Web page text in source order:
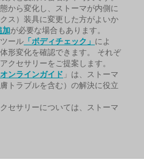
から変化し、ストーマが内側に
ス）装具に変更した方がよいか
加が必要な場合もあります。
ール 「ボディチェック」 によ
形変化を確認できます。 それぞ
クセサリーをご提案します。
ンラインガイド 」は、ストーマ
トラブルを含む）の解決に役立
セサリーについては、ストーマ